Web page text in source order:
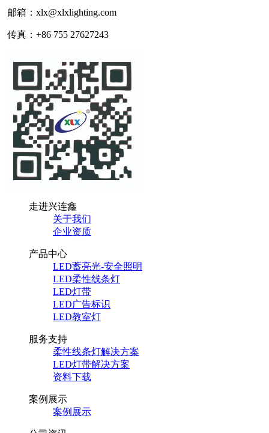
邮箱：xlx@xlxlighting.com
传真：+86 755 27627243
走进兴连鑫
关于我们
企业资质
产品中心
LED蓄亮光-安全照明
LED柔性线条灯
LED灯带
LED广告标识
LED教室灯
服务支持
柔性线条灯解决方案
LED灯带解决方案
资料下载
案例展示
案例展示